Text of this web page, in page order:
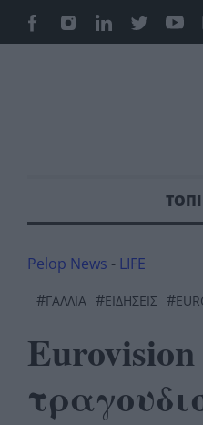
Pelop News - LIFE
#ΓΑΛΛΊΑ #ΕΙΔΗΣΕΙΣ #